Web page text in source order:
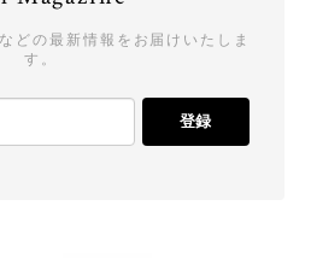
どの最新情報をお届けいたしま
す。
登録